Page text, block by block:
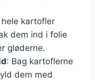
kartofler
dem ind i folie
gløderne.
: Bag kartoflerne
dem med